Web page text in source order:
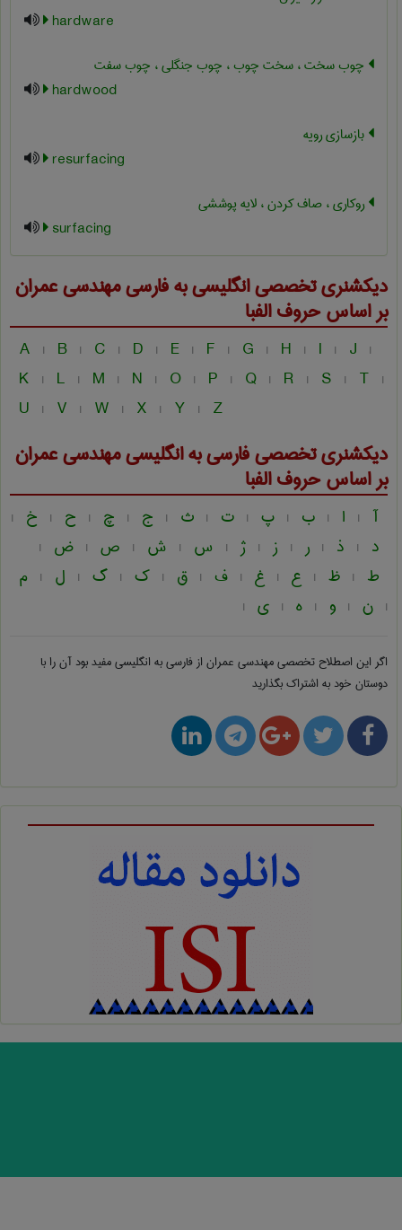
hardware
چوب سخت ، سخت چوب ، چوب جنگلی ، چوب سفت
hardwood
بازسازی رویه
resurfacing
روکاری ، صاف کردن ، لایه پوششی
surfacing
دیکشنری تخصصی انگلیسی به فارسیمهندسی عمران
بر اساس حروف الفبا
A | B | C | D | E | F | G | H | I | J |
K | L | M | N | O | P | Q | R | S | T |
U | V | W | X | Y | Z
دیکشنری تخصصی فارسی به انگلیسیمهندسی عمران
بر اساس حروف الفبا
آ | ا | ب | پ | ت | ث | ج | چ | ح | خ |
د | ذ | ر | ز | ژ | س | ش | ص | ض |
ط | ظ | ع | غ | ف | ق | ک | گ | ل | م
| ن | و | ه | ی |
اگر این اصطلاح تخصصیمهندسی عمران از فارسی به انگلیسیمفید بود آن را با
دوستان خود به اشتراک بگذارید